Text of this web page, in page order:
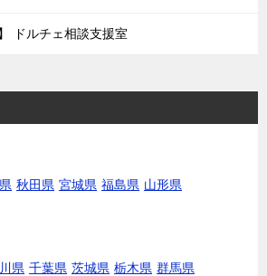
ドルチェ相談支援室
秋田県 宮城県 福島県 山形県
県 千葉県 茨城県 栃木県 群馬県